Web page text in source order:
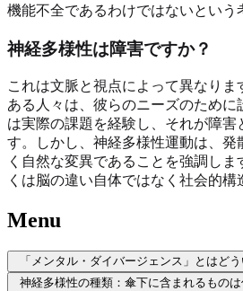
機能不全であるわけではないという
神経多様性は障害ですか？
これは文脈と視点によって異なり
ある人々は、彼らのニーズのため
は実際の課題を経験し、それが障害
す。しかし、神経多様性運動は、発
く自然な変異であることを強調し
くは脳の違い自体ではなく社会的構
Menu
「メンタル・ダイバージェンス」とはど
神経多様性の種類：傘下に含まれるものは